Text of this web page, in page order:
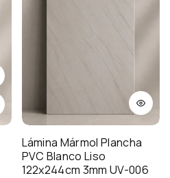
Lámina Mármol Plancha
PVC Blanco Liso
122x244cm 3mm UV-006